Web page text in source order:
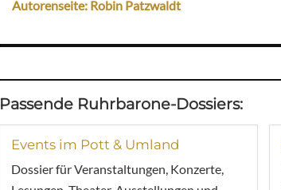
Autorenseite: Robin Patzwaldt
Passende Ruhrbarone-Dossiers:
Events im Pott & Umland
Dossier für Veranstaltungen, Konzerte,